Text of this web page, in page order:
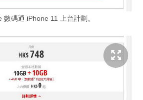
數碼通 iPhone 11 上台計劃。